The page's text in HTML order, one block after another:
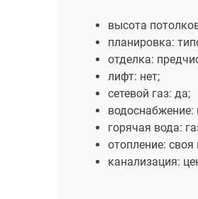
высота
планировка:
отделка:
лифт: нет;
сетевой газ: да;
водоснабжение:
горячая вода:
отопление: своя
канализация: